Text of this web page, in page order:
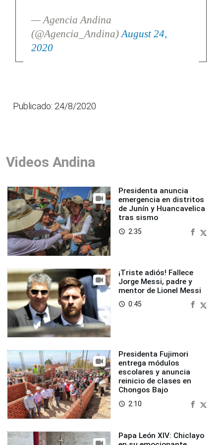
— Agencia Andina
(@Agencia_Andina) August 24,
2020
Publicado: 24/8/2020
Videos Andina
Presidenta anuncia
emergencia en distritos
de Junín y Huancavelica
tras sismo
access_time 2:35
¡Triste adiós! Fallece
Jorge Messi, padre y
mentor de Lionel Messi
access_time 0:45
Presidenta Fujimori
entrega módulos
escolares y anuncia
reinicio de clases en
Chongos Bajo
access_time 2:10
Papa León XIV: Chiclayo